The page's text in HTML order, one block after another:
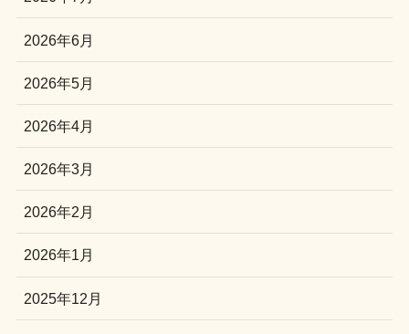
2026年6月
2026年5月
2026年4月
2026年3月
2026年2月
2026年1月
2025年12月